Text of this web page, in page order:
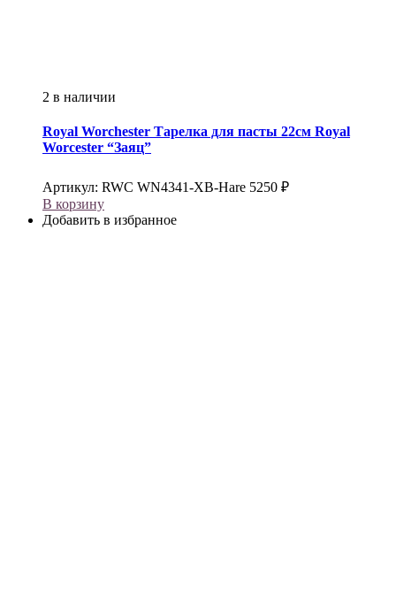
2 в наличии
Royal Worchester Тарелка для пасты 22см Royal
Worcester “Заяц”
Артикул: RWC WN4341-XB-Hare 5250 ₽
В корзину
Добавить в избранное